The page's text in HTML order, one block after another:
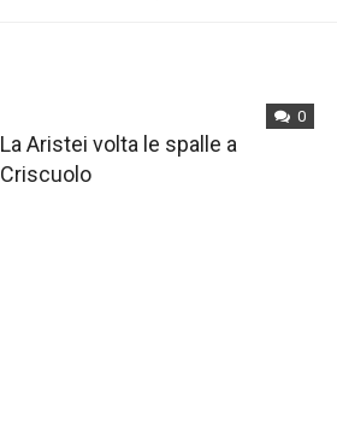
0
La Aristei volta le spalle a
Criscuolo